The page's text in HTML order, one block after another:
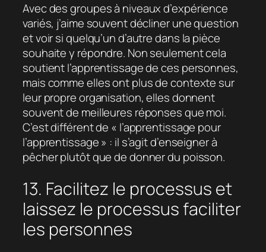
Avec des groupes à niveaux d’expérience
variés, j’aime souvent décliner une question
et voir si quelqu’un d’autre dans la pièce
souhaite y répondre. Non seulement cela
soutient l’apprentissage de ces personnes,
mais comme elles ont plus de contexte sur
leur propre organisation, elles donnent
souvent de meilleures réponses que moi.
C’est différent de « l’apprentissage pour
l’apprentissage » : il s’agit d’enseigner à
pêcher plutôt que de donner du poisson.
13. Facilitez le processus et
laissez le processus faciliter
les personnes